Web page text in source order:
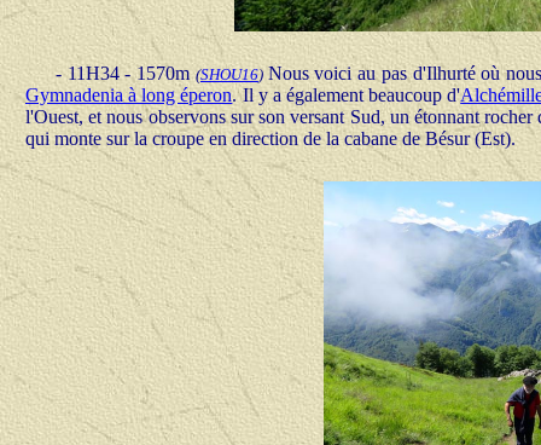
- 11H34 - 1570m(SHOU16) Nous voici au pas d'Ilhurté où
Gymnadenia à long éperon. Il y a également beaucoup d'
l'Ouest, et nous observons sur son versant Sud, un étonnant
qui monte sur la croupe en direction de la cabane de Bésur (Est).